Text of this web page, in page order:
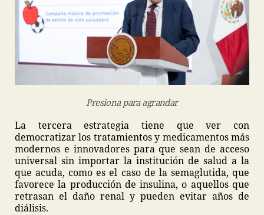
Presiona para agrandar
La tercera estrategia tiene que ver con
democratizar los tratamientos y medicamentos más
modernos e innovadores para que sean de acceso
universal sin importar la institución de salud a la
que acuda, como es el caso de la semaglutida, que
favorece la producción de insulina, o aquellos que
retrasan el daño renal y pueden evitar años de
diálisis.